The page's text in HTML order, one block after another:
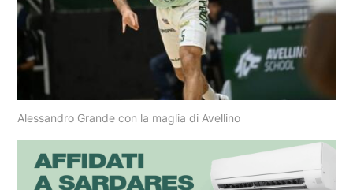
Alessandro Grande con la maglia di Avellino